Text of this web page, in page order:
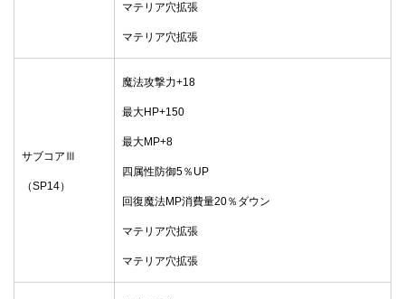
マテリア穴拡張
マテリア穴拡張
サブコアⅢ
（SP14）
魔法攻撃力+18
最大HP+150
最大MP+8
四属性防御5％UP
回復魔法MP消費量20％ダウン
マテリア穴拡張
マテリア穴拡張